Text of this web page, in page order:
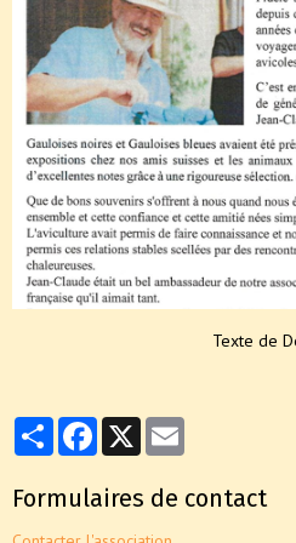
Texte de
PartagerFacebook
X
Formulaires de contact